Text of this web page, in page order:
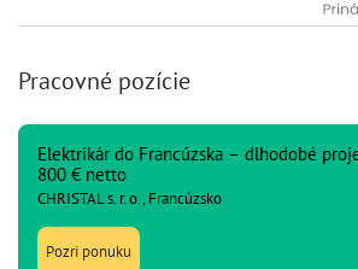
Pracovné pozície
Elektrikár do Francúzska – dlhodobé
800 € netto
CHRISTAL s. r. o., Francúzsko
Pozri ponuku